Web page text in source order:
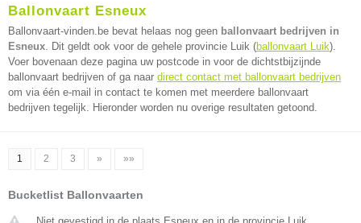
Ballonvaart Esneux
Ballonvaart-vinden.be bevat helaas nog geen ballonvaart bedrijven in
Esneux. Dit geldt ook voor de gehele provincie Luik (ballonvaart Luik).
Voer bovenaan deze pagina uw postcode in voor de dichtstbijzijnde
ballonvaart bedrijven of ga naar direct contact met ballonvaart bedrijven
om via één e-mail in contact te komen met meerdere ballonvaart
bedrijven tegelijk. Hieronder worden nu overige resultaten getoond.
1 2 3 » »»
Bucketlist Ballonvaarten